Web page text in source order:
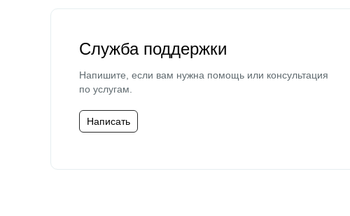
Служба поддержки
Напишите, если вам нужна помощь или консультация
по услугам.
Написать